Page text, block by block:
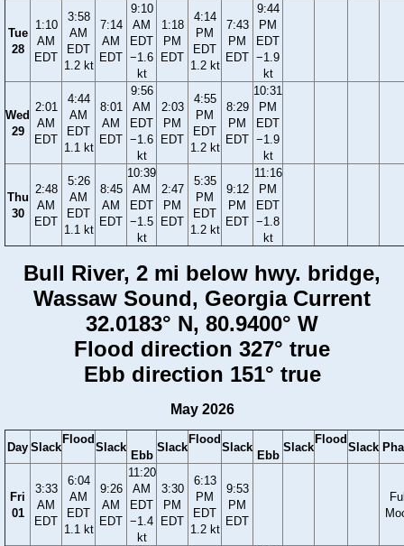
Tue
28
1:10
AM
EDT
3:58
AM
EDT
1.2 kt
7:14
AM
EDT
9:10
AM
EDT
−1.6
kt
1:18
PM
EDT
4:14
PM
EDT
1.2 kt
7:43
PM
EDT
9:44
PM
EDT
−1.9
kt
Wed
29
2:01
AM
EDT
4:44
AM
EDT
1.1 kt
8:01
AM
EDT
9:56
AM
EDT
−1.6
kt
2:03
PM
EDT
4:55
PM
EDT
1.2 kt
8:29
PM
EDT
10:31
PM
EDT
−1.9
kt
Thu
30
2:48
AM
EDT
5:26
AM
EDT
1.1 kt
8:45
AM
EDT
10:39
AM
EDT
−1.5
kt
2:47
PM
EDT
5:35
PM
EDT
1.2 kt
9:12
PM
EDT
11:16
PM
EDT
−1.8
kt
Bull River, 2 mi below hwy. bridge,
Wassaw Sound, Georgia Current
32.0183° N, 80.9400° W
Flood direction 327° true
Ebb direction 151° true
May 2026
Day Slack
Flood
Slack
Ebb
Slack
Flood
Slack
Ebb
Slack
Flood
Slack
Fri
01
3:33
AM
EDT
6:04
AM
EDT
1.1 kt
9:26
AM
EDT
11:20
AM
EDT
−1.4
kt
3:30
PM
EDT
6:13
PM
EDT
1.2 kt
9:53
PM
EDT